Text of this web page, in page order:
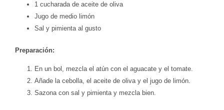
1 cucharada de aceite de oliva
Jugo de medio limón
Sal y pimienta al gusto
Preparación:
En un bol, mezcla el atún con el aguacate y el tomate.
Añade la cebolla, el aceite de oliva y el jugo de limón.
Sazona con sal y pimienta y mezcla bien.